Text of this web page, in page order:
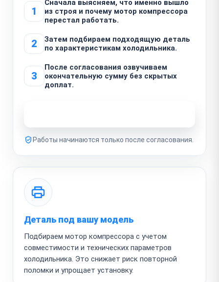
1
Сначала выясняем, что именно вышло
из строя и почему мотор компрессора
перестал работать.
2
Затем подбираем подходящую деталь
по характеристикам холодильника.
3
После согласования озвучиваем
окончательную сумму без скрытых
доплат.
Работы начинаются только после согласования.
Деталь под вашу модель
Подбираем мотор компрессора с учетом
совместимости и технических параметров
холодильника. Это снижает риск повторной
поломки и упрощает установку.